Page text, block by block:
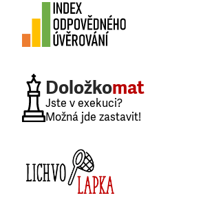
Doložkomat
Jste v exekuci?
Možná jde zastavit!